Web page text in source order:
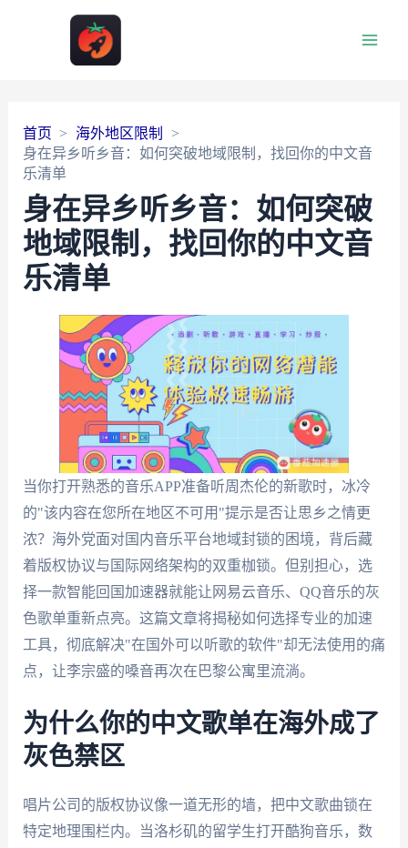
首页
海外地区限制
身在异乡听乡音：如何突破地域限制，找回你的中文音
乐清单
身在异乡听乡音：如何突破
地域限制，找回你的中文音
乐清单
当你打开熟悉的音乐APP准备听周杰伦的新歌时，冰冷
的"该内容在您所在地区不可用"提示是否让思乡之情更
浓？海外党面对国内音乐平台地域封锁的困境，背后藏
着版权协议与国际网络架构的双重枷锁。但别担心，选
择一款智能回国加速器就能让网易云音乐、QQ音乐的灰
色歌单重新点亮。这篇文章将揭秘如何选择专业的加速
工具，彻底解决"在国外可以听歌的软件"却无法使用的痛
点，让李宗盛的嗓音再次在巴黎公寓里流淌。
为什么你的中文歌单在海外成了
灰色禁区
唱片公司的版权协议像一道无形的墙，把中文歌曲锁在
特定地理围栏内。当洛杉矶的留学生打开酷狗音乐，数